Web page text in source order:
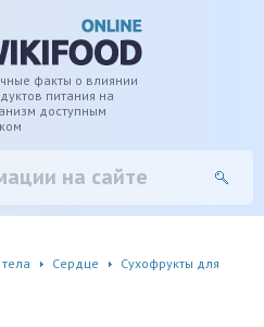
факты о влиянии
питания на
доступным
Сердце
Сухофрукты для